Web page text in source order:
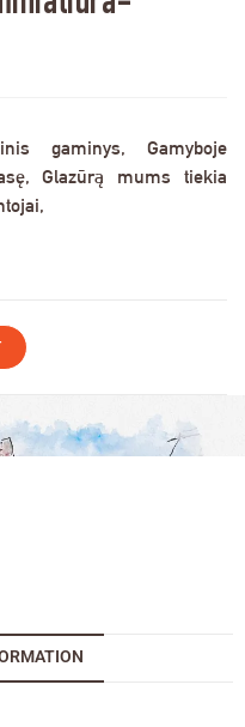
gaminys, Gamyboje
Glazūrą mums tiekia